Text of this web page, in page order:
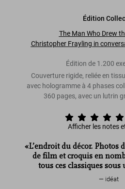
Édition
The Man Who Drew
Christopher Frayling in
Édition de 1.200
Couverture rigide, reliée en
avec hologramme à 4 phases
360 pages, avec un lutrin
Afficher les notes
«L’endroit du décor. Photos
de film et croquis en
tous ces classiques sous
idéat